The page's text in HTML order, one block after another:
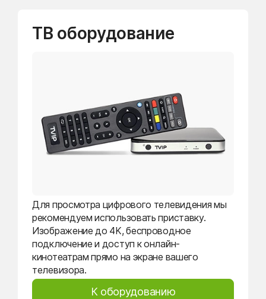
ТВ оборудование
Для просмотра цифрового телевидения мы
рекомендуем использовать приставку.
Изображение до 4K, беспроводное
подключение и доступ к онлайн-
кинотеатрам прямо на экране вашего
телевизора.
К оборудованию